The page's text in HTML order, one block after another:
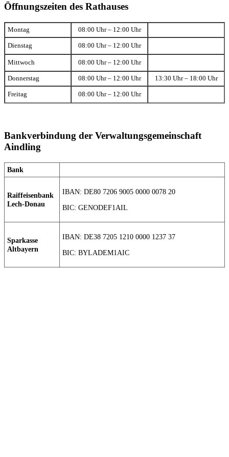
Öffnungszeiten des Rathauses
Montag 08:00 Uhr – 12:00 Uhr
Dienstag 08:00 Uhr – 12:00 Uhr
Mittwoch 08:00 Uhr – 12:00 Uhr
Donnerstag 08:00 Uhr – 12:00 Uhr 13:30 Uhr – 18:00 Uhr
Freitag 08:00 Uhr – 12:00 Uhr
Bankverbindung der Verwaltungsgemeinschaft
Aindling
Bank
Raiffeisenbank
Lech-Donau
IBAN: DE80 7206 9005 0000 0078 20
BIC: GENODEF1AIL
Sparkasse
Altbayern
IBAN: DE38 7205 1210 0000 1237 37
BIC: BYLADEM1AIC